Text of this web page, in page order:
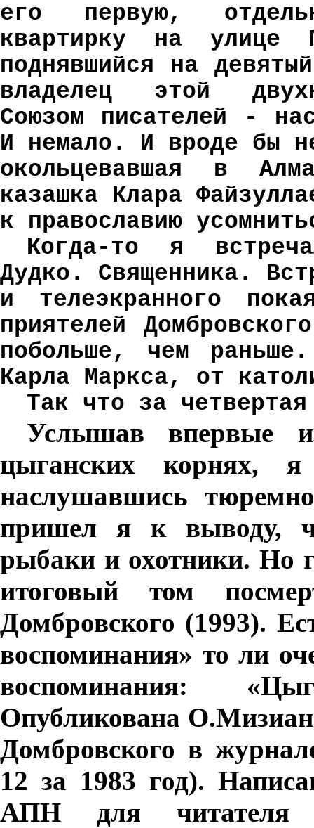
его первую,
квартирку на улице
поднявшийся на
владелец этой
Союзом писателей -
И немало. И вроде бы
окольцевавшая в
казашка Клара
к православию
Когда-то я
Дудко. Священника.
и телеэкранного
приятелей
побольше, чем
Карла Маркса, от
Так что за четвертая
Услышав впервые
цыганских корнях,
наслушавшись
пришел я к выводу,
рыбаки и охотники. Но
итоговый том
Домбровского (1993).
воспоминания» то ли
воспоминания:
Опубликована
Домбровского в
12 за 1983 год).
АПН для читателя